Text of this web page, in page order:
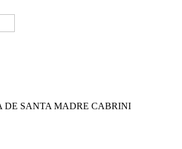
DE SANTA MADRE CABRINI